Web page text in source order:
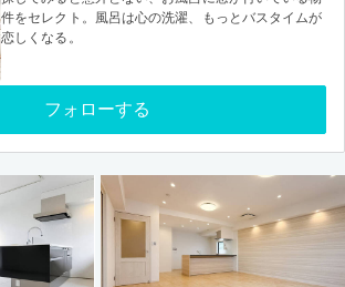
件をセレクト。風呂は心の洗濯、もっとバスタイムが
恋しくなる。
フォローする